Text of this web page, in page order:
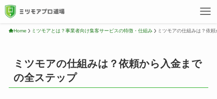
Home ミツモアとは？事業者向け集客サービスの特徴・仕組み ミツモアの仕組みは？依
ミツモアの仕組みは？依頼から入金まで
の全ステップ